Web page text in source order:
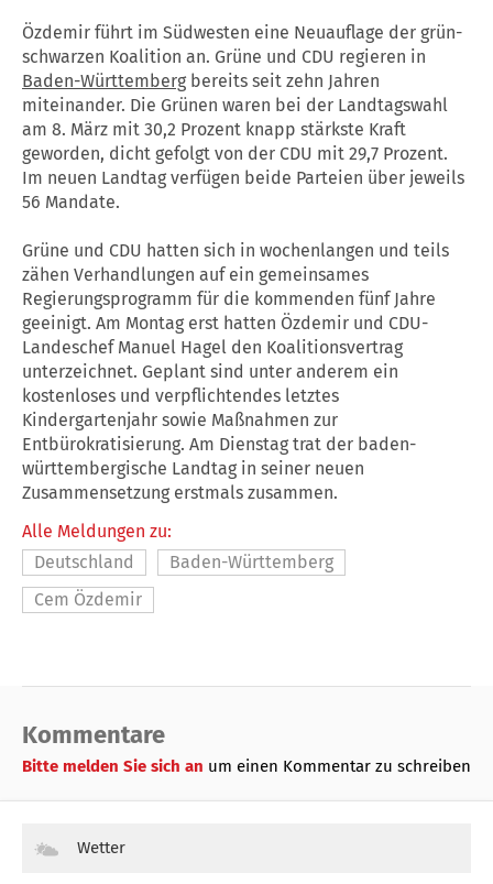
Özdemir führt im Südwesten eine Neuauflage der grün-
schwarzen Koalition an. Grüne und CDU regieren in
Baden-Württembergbereits seit zehn Jahren
miteinander. Die Grünen waren bei der Landtagswahl
am 8. März mit 30,2 Prozent knapp stärkste Kraft
geworden, dicht gefolgt von der CDU mit 29,7 Prozent.
Im neuen Landtag verfügen beide Parteien über jeweils
56 Mandate.
Grüne und CDU hatten sich in wochenlangen und teils
zähen Verhandlungen auf ein gemeinsames
Regierungsprogramm für die kommenden fünf Jahre
geeinigt. Am Montag erst hatten Özdemir und CDU-
Landeschef Manuel Hagel den Koalitionsvertrag
unterzeichnet. Geplant sind unter anderem ein
kostenloses und verpflichtendes letztes
Kindergartenjahr sowie Maßnahmen zur
Entbürokratisierung. Am Dienstag trat der baden-
württembergische Landtag in seiner neuen
Zusammensetzung erstmals zusammen.
Alle Meldungen zu:
Deutschland
Baden-Württemberg
Cem Özdemir
Kommentare
Bitte melden Sie sich an um einen Kommentar zu schreiben
Wetter